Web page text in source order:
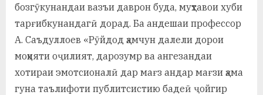
бозгӯкунандаи вазъи даврон буда, муҳтавои хуби
тарғибкунандагӣ дорад. Ба андешаи профессор
А. Саъдуллоев «Рӯйдод ҳамчун далели дорои
моҳияти оҷилият, дарозумр ва ангезандаи
хотираи эмотсионалӣ дар мағз андар мағзи ҳама
гуна таълифоти публитсистию бадеӣ ҷойгир